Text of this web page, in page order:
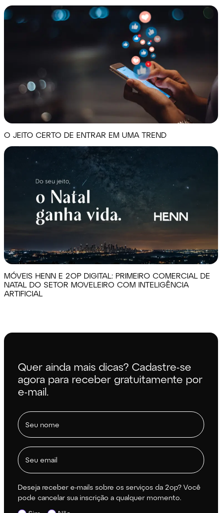
O JEITO CERTO DE ENTRAR EM UMA TREND
MÓVEIS HENN E 2OP DIGITAL: PRIMEIRO COMERCIAL DE
NATAL DO SETOR MOVELEIRO COM INTELIGÊNCIA
ARTIFICIAL
Quer ainda mais dicas? Cadastre-se
agora para receber gratuitamente por
e-mail.
Deseja receber e-mails sobre os serviços da 2op? Você
pode cancelar sua inscrição a qualquer momento.